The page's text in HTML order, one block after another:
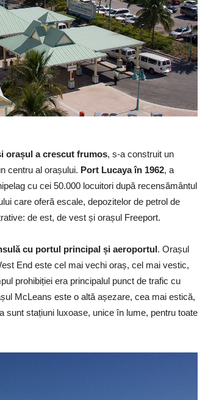
orașul a crescut frumos, s-a construit un
centru al orașului. Port Lucaya în 1962, a
cu cei 50.000 locuitori după recensământul
care oferă escale, depozitelor de petrol de
de est, de vest și orașul Freeport.
cu portul principal și aeroportul. Orașul
End este cel mai vechi oraș, cel mai vestic,
prohibiției era principalul punct de trafic cu
McLeans este o altă așezare, cea mai estică,
sunt stațiuni luxoase, unice în lume, pentru toate